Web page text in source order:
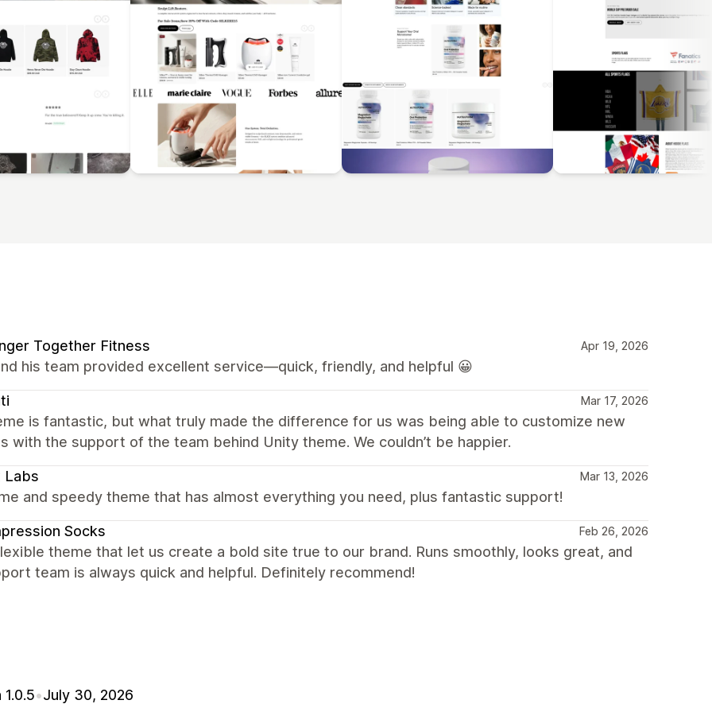
Together Fitness Apr 19, 2026
his team provided excellent service—quick, friendly, and helpful 😀
Mar 17, 2026
is fantastic, but what truly made the difference for us was being able to customize new
with the support of the team behind Unity theme. We couldn’t be happier.
Labs Mar 13, 2026
and speedy theme that has almost everything you need, plus fantastic support!
Socks Feb 26, 2026
theme that let us create a bold site true to our brand. Runs smoothly, looks great, and
team is always quick and helpful. Definitely recommend!
•July 30, 2026